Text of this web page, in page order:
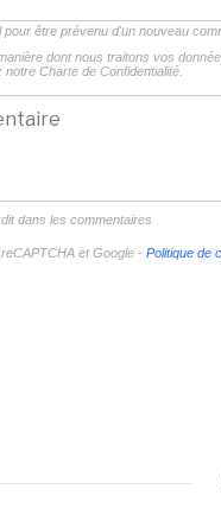
être prévenu d'un nouveau
dont nous traitons vos
notre Charte de Confidentialité.
dans les commentaires
et Google - Politique de